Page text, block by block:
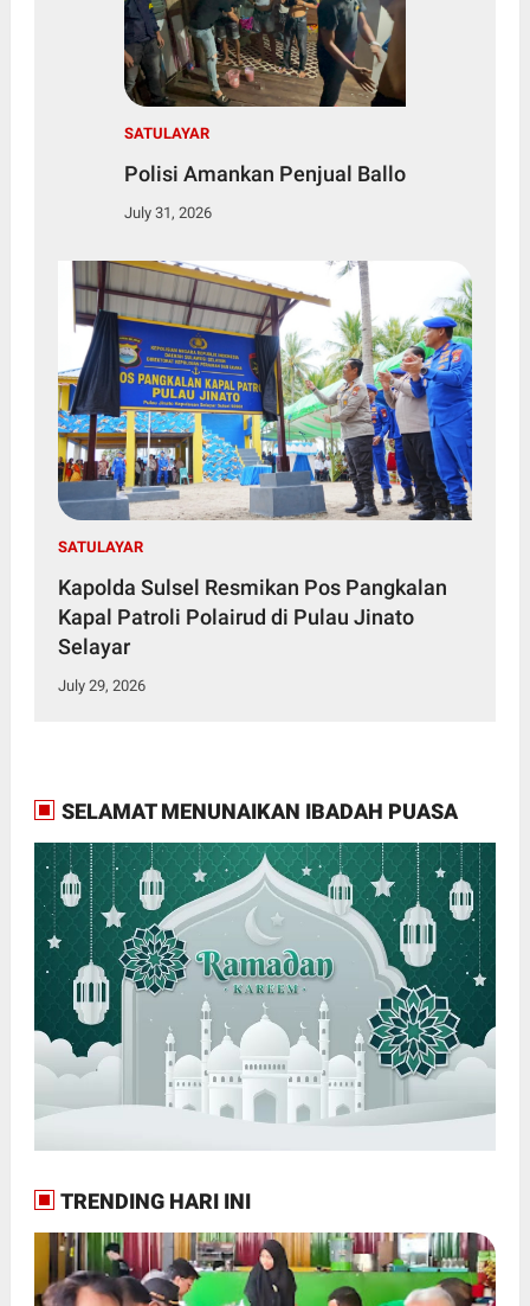
SATULAYAR
Polisi Amankan Penjual Ballo
July 31, 2026
SATULAYAR
Kapolda Sulsel Resmikan Pos Pangkalan
Kapal Patroli Polairud di Pulau Jinato
Selayar
July 29, 2026
SELAMAT MENUNAIKAN IBADAH PUASA
TRENDING HARI INI